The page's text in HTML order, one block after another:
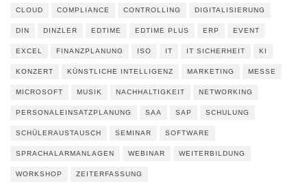
CLOUD COMPLIANCE CONTROLLING DIGITALISIERUNG
DIN DINZLER EDTIME EDTIME PLUS ERP EVENT
EXCEL FINANZPLANUNG ISO IT IT SICHERHEIT KI
KONZERT KÜNSTLICHE INTELLIGENZ MARKETING MESSE
MICROSOFT MUSIK NACHHALTIGKEIT NETWORKING
PERSONALEINSATZPLANUNG SAA SAP SCHULUNG
SCHÜLERAUSTAUSCH SEMINAR SOFTWARE
SPRACHALARMANLAGEN WEBINAR WEITERBILDUNG
WORKSHOP ZEITERFASSUNG